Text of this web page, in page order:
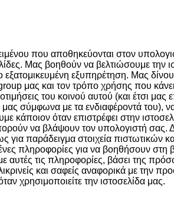
που αποθηκεύονται στον
Μας βοηθούν να βελτιώσουμε την
εξατομικευμένη εξυπηρέτηση. Μας
μας και τον τρόπο χρήσης που
του κοινού αυτού (και έτσι μας
σύμφωνα με τα ενδιαφέροντά του), να
κάποιον όταν επιστρέφει στην
να βλάψουν τον υπολογιστή σας.
παράδειγμα στοιχεία πιστωτικών
πληροφορίες για να βοηθήσουν στη
τις πληροφορίες, βάσει της
και σαφείς αναφορικά με την
χρησιμοποιείτε την ιστοσελίδα μας.